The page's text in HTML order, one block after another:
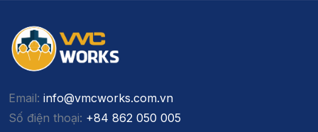
Email: info@vmcworks.com.vn
Số điện thoại: +84 862 050 005